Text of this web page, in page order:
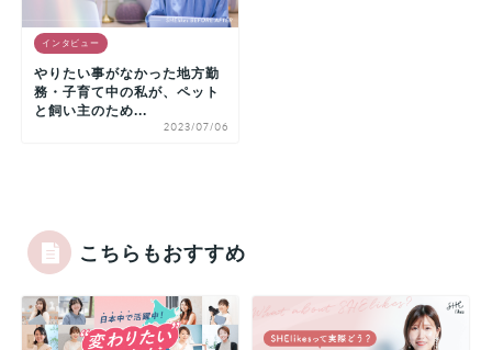
インタビュー
やりたい事がなかった地方勤
務・子育て中の私が、ペット
と飼い主のため...
2023/07/06
こちらもおすすめ